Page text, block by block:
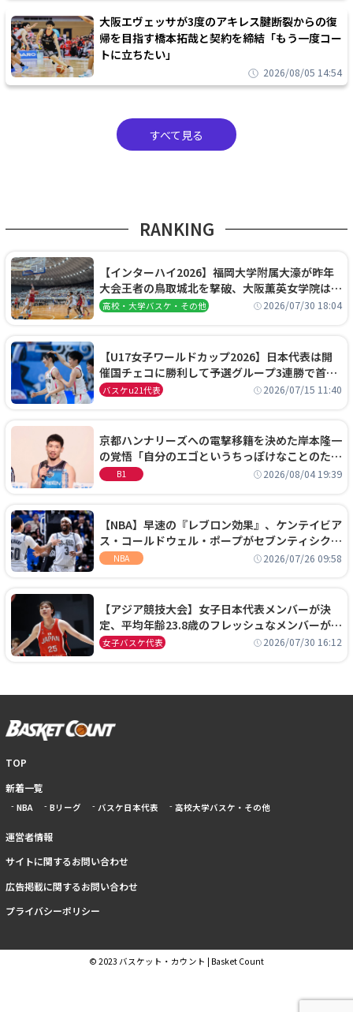
大阪エヴェッサが3度のアキレス腱断裂からの復
帰を目指す橋本拓哉と契約を締結「もう一度コー
トに立ちたい」
2026/08/05 14:54
すべて見る
RANKING
【インターハイ2026】福岡大学附属大濠が昨年
大会王者の鳥取城北を撃破、大阪薫英女学院は岐
阜女子に完勝、大会3日目試合結果
高校・大学バスケ・その他 2026/07/30 18:04
【U17女子ワールドカップ2026】日本代表は開
催国チェコに勝利して予選グループ3連勝で首位
通過！準々決勝の相手はエジプトに決定
バスケu21代表 2026/07/15 11:40
京都ハンナリーズへの電撃移籍を決めた岸本隆一
の覚悟「自分のエゴというちっぽけなことのため
に、京都に来たわけではない」
B1 2026/08/04 19:39
【NBA】早速の『レブロン効果』、ケンテイビア
ス・コールドウェル・ポープがセブンティシクサ
ーズに1年契約で加入
NBA 2026/07/26 09:58
【アジア競技大会】女子日本代表メンバーが決
定、平均年齢23.8歳のフレッシュなメンバーが日
本開催の大舞台で頂点を狙う
女子バスケ代表 2026/07/30 16:12
TOP
新着一覧
NBA Bリーグ バスケ日本代表 高校大学バスケ・その他
運営者情報
サイトに関するお問い合わせ
広告掲載に関するお問い合わせ
プライバシーポリシー
© 2023 バスケット・カウント | Basket Count